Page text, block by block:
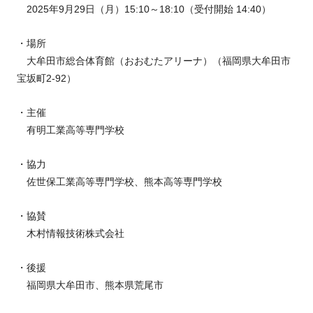
2025年9月29日（月）15:10～18:10（受付開始 14:40）
・場所
大牟田市総合体育館（おおむたアリーナ）（福岡県大牟田市
宝坂町2-92）
・主催
有明工業高等専門学校
・協力
佐世保工業高等専門学校、熊本高等専門学校
・協賛
木村情報技術株式会社
・後援
福岡県大牟田市、熊本県荒尾市